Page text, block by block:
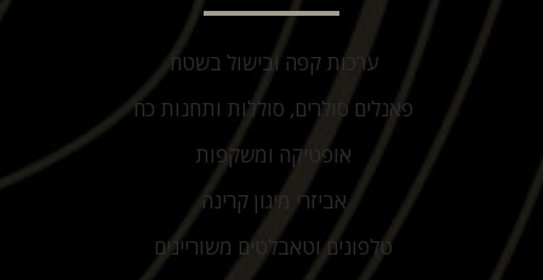
ערכות קפה ובישול בשטח
פאנלים סולרים, סוללות ותחנות כח
אופטיקה ומשקפות
אביזרי מיגון קרינה
טלפונים וטאבלטים משוריינים